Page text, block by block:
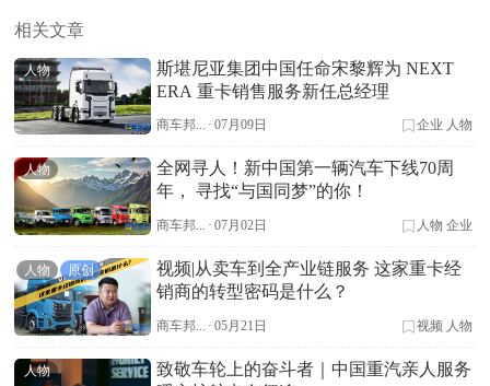
相关文章
人物
斯堪尼亚集团中国任命宋黎辉为 NEXT
ERA 重卡销售服务新任总经理
商车邦... · 07月09日 企业 人物
人物
全网寻人！新中国第一辆汽车下线70周
年， 寻找“与国同梦”的你！
商车邦... · 07月02日 人物 企业
人物 原创
视频|从卖车到全产业链服务 这家重卡经
销商的转型密码是什么？
商车邦... · 05月21日 视频 人物
人物
致敬车轮上的奋斗者｜中国重汽亲人服务